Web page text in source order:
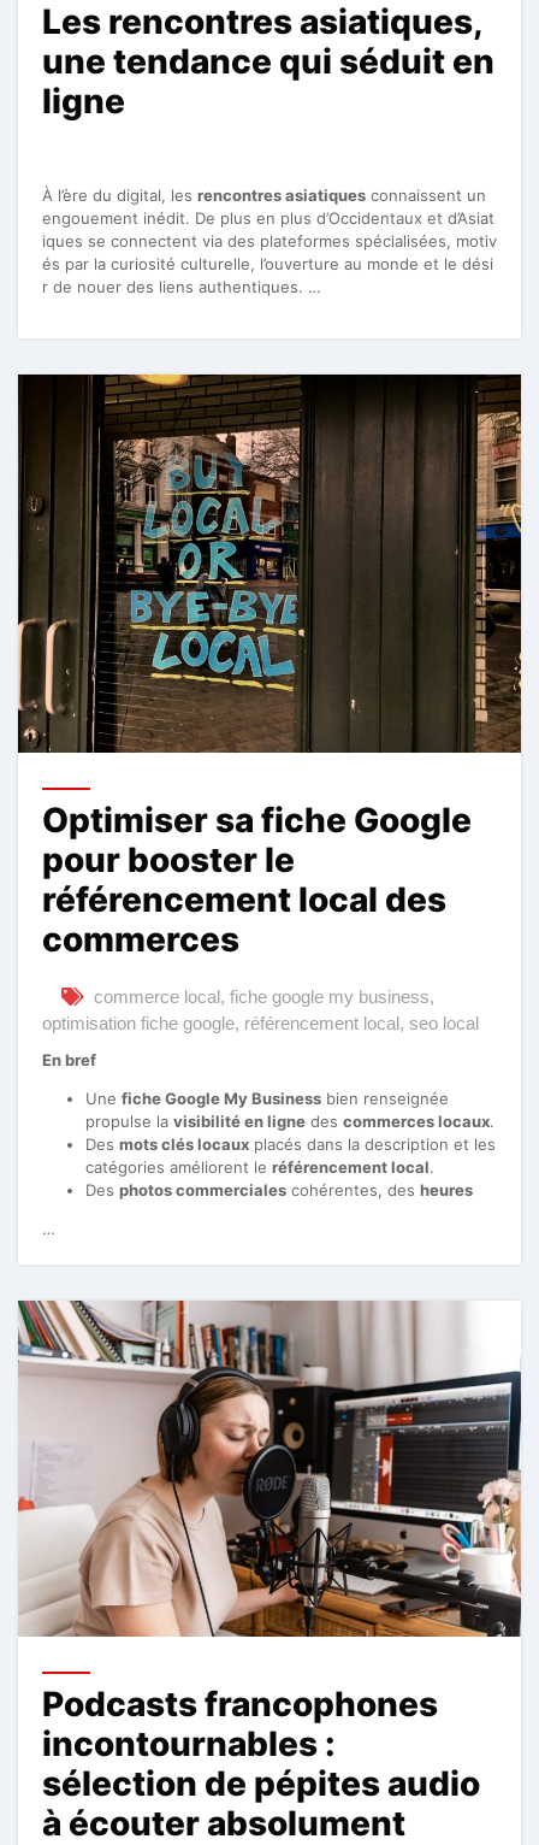
Les rencontres asiatiques,
une tendance qui séduit en
ligne
À l’ère du digital, les rencontres asiatiques connaissent un
engouement inédit. De plus en plus d’Occidentaux et d’Asiat
iques se connectent via des plateformes spécialisées, motiv
és par la curiosité culturelle, l’ouverture au monde et le dési
r de nouer des liens authentiques. …
Optimiser sa fiche Google
pour booster le
référencement local des
commerces
commerce local, fiche google my business,
optimisation fiche google, référencement local, seo local
En bref
Une fiche Google My Business bien renseignée
propulse la visibilité en ligne des commerces locaux.
Des mots clés locaux placés dans la description et les
catégories améliorent le référencement local.
Des photos commerciales cohérentes, des heures
…
Podcasts francophones
incontournables :
sélection de pépites audio
à écouter absolument